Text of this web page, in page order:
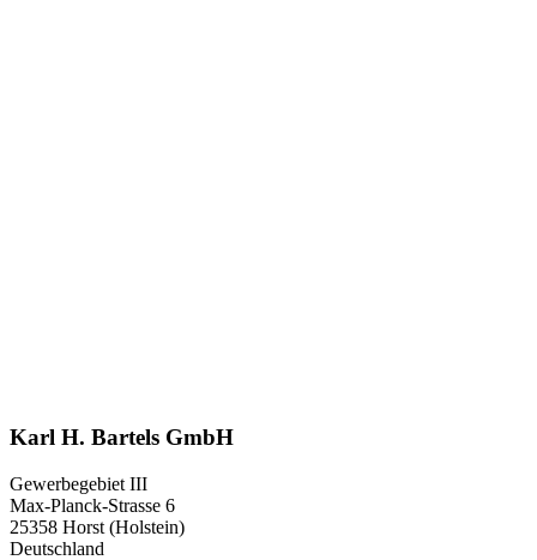
Karl H. Bartels GmbH
Gewerbegebiet III
Max-Planck-Strasse 6
25358 Horst (Holstein)
Deutschland